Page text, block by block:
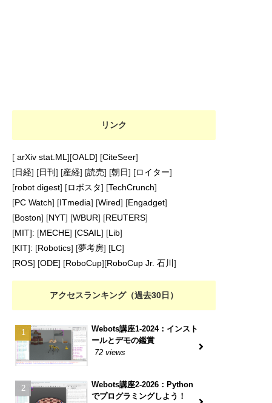
リンク
[ arXiv stat.ML ][OALD] [CiteSeer]
[日経] [日刊 ] [産経] [読売] [朝日] [ロイター]
[robot digest] [ロボスタ] [TechCrunch]
[PC Watch] [ITmedia] [Wired] [Engadget]
[Boston] [NYT] [WBUR] [REUTERS]
[MIT]: [MECHE] [CSAIL ] [Lib]
[KIT]: [Robotics] [夢考房] [LC]
[ROS] [ODE] [RoboCup][RoboCup Jr. 石川 ]
アクセスランキング（過去30日）
Webots講座1-2024：インスト
ールとデモの鑑賞
72 views
Webots講座2-2026：Python
でプログラミングしよう！